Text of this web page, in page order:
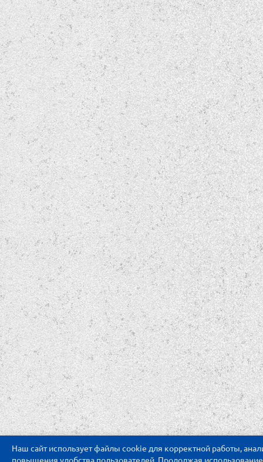
Наш сайт использует файлы cookie для корректной работы,